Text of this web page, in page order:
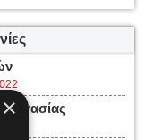
εργασίας
×